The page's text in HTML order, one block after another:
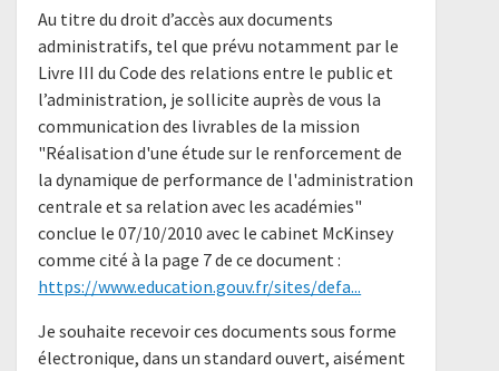
Au titre du droit d’accès aux documents
administratifs, tel que prévu notamment par le
Livre III du Code des relations entre le public et
l’administration, je sollicite auprès de vous la
communication des livrables de la mission
"Réalisation d'une étude sur le renforcement de
la dynamique de performance de l'administration
centrale et sa relation avec les académies"
conclue le 07/10/2010 avec le cabinet McKinsey
comme cité à la page 7 de ce document :
https://www.education.gouv.fr/sites/defa...
Je souhaite recevoir ces documents sous forme
électronique, dans un standard ouvert, aisément